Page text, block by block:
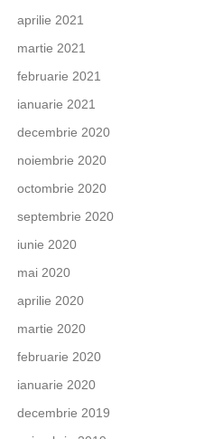
aprilie 2021
martie 2021
februarie 2021
ianuarie 2021
decembrie 2020
noiembrie 2020
octombrie 2020
septembrie 2020
iunie 2020
mai 2020
aprilie 2020
martie 2020
februarie 2020
ianuarie 2020
decembrie 2019